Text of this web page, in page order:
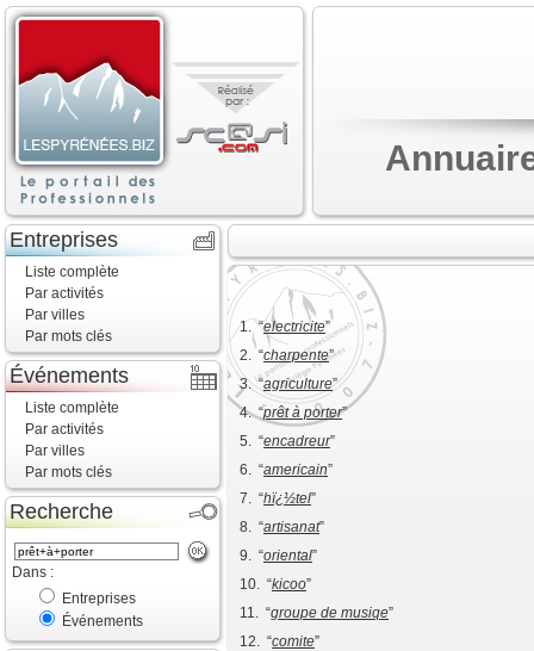
Entreprises
Liste complète
Par activités
Par villes
Par mots clés
Événements
Liste complète
Par activités
Par villes
Par mots clés
Recherche
Dans :
Entreprises
Événements
1. “electricite”
2. “charpente”
3. “agriculture”
4. “prêt à porter”
5. “encadreur”
6. “americain”
7. “hï¿½tel”
8. “artisanat”
9. “oriental”
10. “kicoo”
11. “groupe de musiqe”
12. “comite”